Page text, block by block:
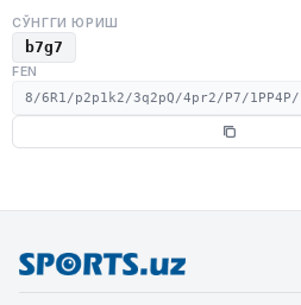
СЎНГГИ ЮРИШ
b7g7
FEN
8/6R1/p2p1k2/3q2pQ/4pr2/P7/